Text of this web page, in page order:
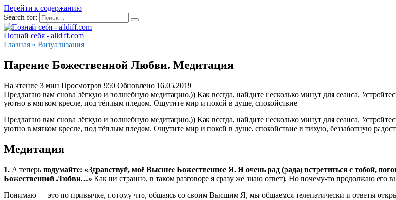
Перейти к содержанию
Search for:
Познай себя - alldiff.com
Главная » Визуализация
Парение Божественной Любви. Медитация
На чтение 3 мин Просмотров 950 Обновлено 16.05.2019
Предлагаю вам снова лёгкую и волшебную медитацию.)) Как всегда, найдите несколько минут для сеанса.
уютно в мягком кресле, под тёплым пледом. Ощутите мир и покой в душе, спокойствие
Предлагаю вам снова лёгкую и волшебную медитацию.)) Как всегда, найдите несколько минут для сеанса.
уютно в мягком кресле, под тёплым пледом. Ощутите мир и покой в душе, спокойствие и тихую, беззаботную
Медитация
1. А теперь подумайте: «Здравствуй, моё Высшее Божественное Я. Я очень рад (рада) встретиться с тобой,
Божественной Любви…» Как ни странно, в таком разговоре я сразу же знаю ответ). Но почему-то продолжаю его
Понимаю — это по привычке, потому что, общаясь со своим Высшим Я, мы общаемся телепатически и ответы